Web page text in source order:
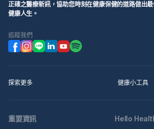
正確之醫療新訊，協助您時刻在健康保健的道路做出
健康人生。
追蹤我們
探索更多 健康小工具
重要資訊 Hello